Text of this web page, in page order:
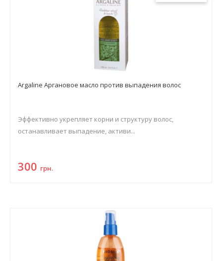
Argaline Аргановое масло против выпадения волос
Эффективно укрепляет корни и структуру волос,
останавливает выпадение, активи...
300 грн.